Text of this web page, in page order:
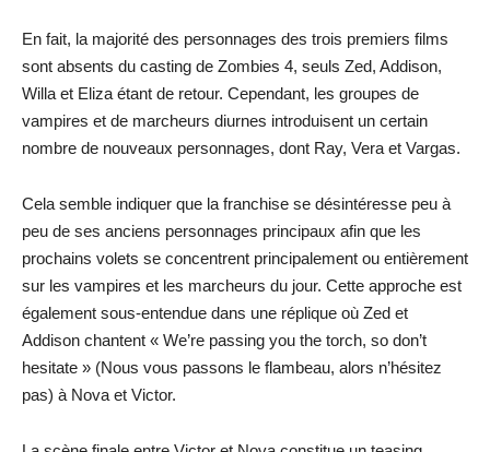
En fait, la majorité des personnages des trois premiers films
sont absents du casting de Zombies 4, seuls Zed, Addison,
Willa et Eliza étant de retour. Cependant, les groupes de
vampires et de marcheurs diurnes introduisent un certain
nombre de nouveaux personnages, dont Ray, Vera et Vargas.
Cela semble indiquer que la franchise se désintéresse peu à
peu de ses anciens personnages principaux afin que les
prochains volets se concentrent principalement ou entièrement
sur les vampires et les marcheurs du jour. Cette approche est
également sous-entendue dans une réplique où Zed et
Addison chantent « We’re passing you the torch, so don’t
hesitate » (Nous vous passons le flambeau, alors n’hésitez
pas) à Nova et Victor.